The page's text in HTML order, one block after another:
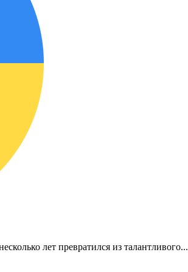
лет превратился из талантливого...